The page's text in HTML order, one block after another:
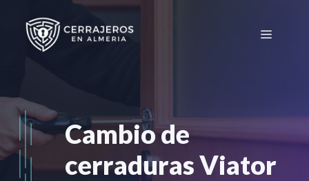
contenido
Menú
Cambio de
cerraduras Viator